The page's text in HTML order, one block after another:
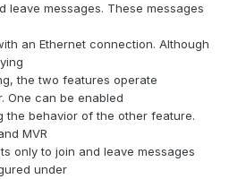
leave messages. These messages
an Ethernet connection. Although
the two features operate
One can be enabled
the behavior of the other feature.
MVR
only to join and leave messages
under